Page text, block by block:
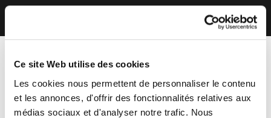
Ce site Web utilise des cookies
Les cookies nous permettent de personnaliser le contenu
et les annonces, d'offrir des fonctionnalités relatives aux
médias sociaux et d'analyser notre trafic. Nous